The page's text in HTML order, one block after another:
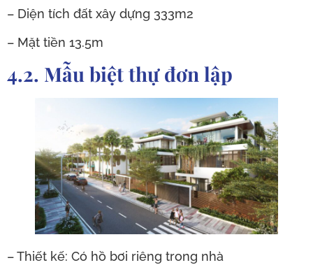
– Diện tích đất xây dựng 333m2
– Mặt tiền 13.5m
4.2. Mẫu biệt thự đơn lập
– Thiết kế: Có hồ bơi riêng trong nhà